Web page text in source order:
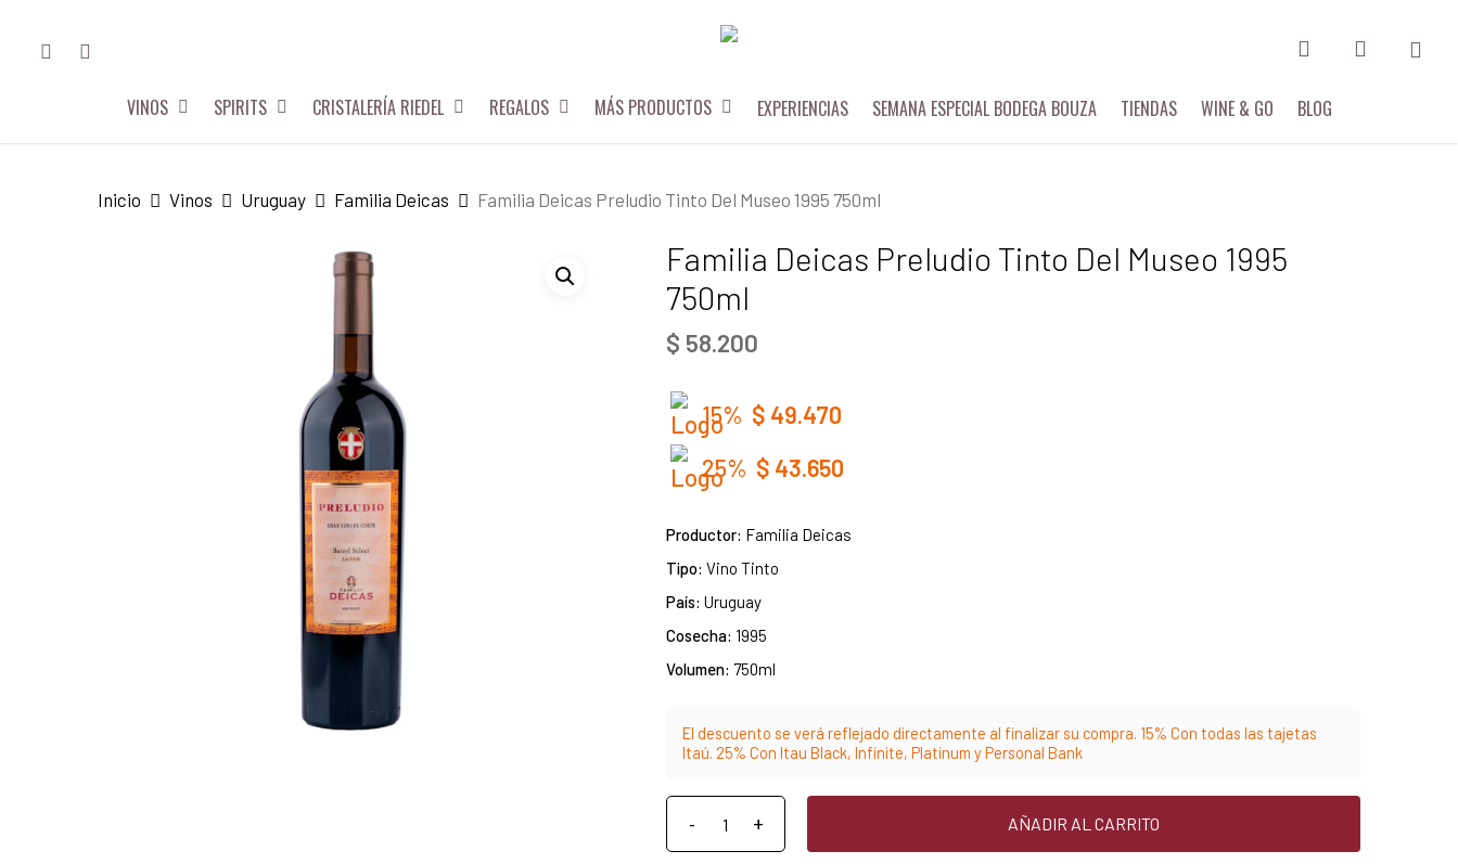
FACEBOOKINSTAGRAM
VINOS SPIRITS CRISTALERÍA RIEDEL REGALOS MÁS PRODUCTOS EXPERIENCIAS SEMANA ESPECIAL BODEGA BOUZA TIENDAS WINE & GO BLOG
Inicio Vinos Uruguay Familia Deicas Familia Deicas Preludio Tinto Del Museo 1995 750ml
Familia Deicas Preludio Tinto Del Museo 1995
750ml
$ 58.200
15% $ 49.470
25% $ 43.650
Productor: Familia Deicas
Tipo: Vino Tinto
País: Uruguay
Cosecha: 1995
Volumen: 750ml
El descuento se verá reflejado directamente al finalizar su compra. 15% Con todas las tajetas
Itaú. 25% Con Itau Black, Infinite, Platinum y Personal Bank
AÑADIR AL CARRITO